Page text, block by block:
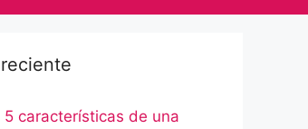
5 características de una